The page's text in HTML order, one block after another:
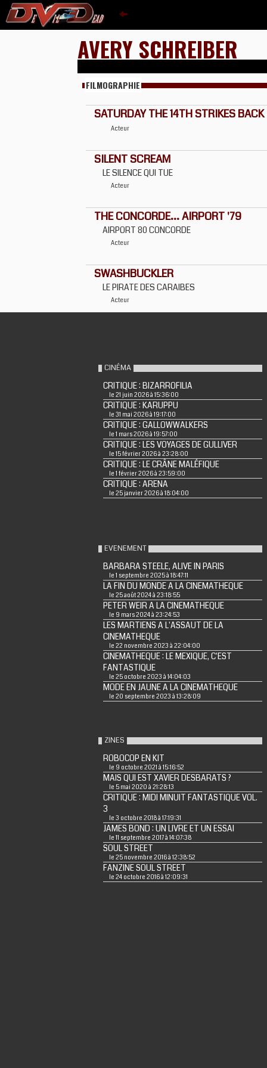
AVERY SCHREIBER
FILMOGRAPHIE
SATURDAY THE 14TH STRIKES BACK
Acteur
SILENT SCREAM
LE SILENCE QUI TUE
Acteur
THE CONCORDE... AIRPORT '79
AIRPORT 80 CONCORDE
Acteur
SWASHBUCKLER
LE PIRATE DES CARAIBES
Acteur
CINÉMA
CRITIQUE : BIZARROFILIA
le 21 juin 2026 à 15:36:00
CRITIQUE : KARUPPU
le 31 mai 2026 à 19:17:00
CRITIQUE : GALLOWWALKERS
le 1 mars 2026 à 19:57:00
CRITIQUE : LES VOYAGES DE GULLIVER
le 15 février 2026 à 23:28:00
CRITIQUE : LE CRÂNE MALÉFIQUE
le 1 février 2026 à 23:59:00
CRITIQUE : ARENA
le 25 janvier 2026 à 18:04:00
EVENEMENT
BARBARA STEELE, ALIVE IN PARIS
le 1 septembre 2025 à 18:47:11
LA FIN DU MONDE A LA CINEMATHEQUE
le 25 août 2024 à 23:18:55
PETER WEIR A LA CINEMATHEQUE
le 9 mars 2024 à 23:24:53
LES MARTIENS A L'ASSAUT DE LA
CINEMATHEQUE
le 22 novembre 2023 à 22:04:00
CINEMATHEQUE : LE MEXIQUE, C'EST
FANTASTIQUE
le 25 octobre 2023 à 14:04:03
MODE EN JAUNE A LA CINEMATHEQUE
le 20 septembre 2023 à 13:28:09
ZINES
ROBOCOP EN KIT
le 9 octobre 2021 à 15:16:52
MAIS QUI EST XAVIER DESBARATS ?
le 5 mai 2020 à 21:28:13
CRITIQUE : MIDI MINUIT FANTASTIQUE VOL.
3
le 3 octobre 2018 à 17:19:31
JAMES BOND : UN LIVRE ET UN ESSAI
le 11 septembre 2017 à 14:07:38
SOUL STREET
le 25 novembre 2016 à 12:38:52
FANZINE SOUL STREET
le 24 octobre 2016 à 12:09:31